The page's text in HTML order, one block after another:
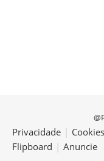
Privacidade | Cookies
Flipboard | Anuncie